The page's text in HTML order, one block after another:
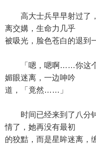
高大士兵早早射过了，
离交媾，生命力几乎
被吸光，脸色苍白的退到
「嗯，嗯啊……你这个
媚眼迷离，一边呻吟
道，「竟然……」
时间已经来到了八分钟
情了，她再没有最初
的狡黠，而是星眸迷离，